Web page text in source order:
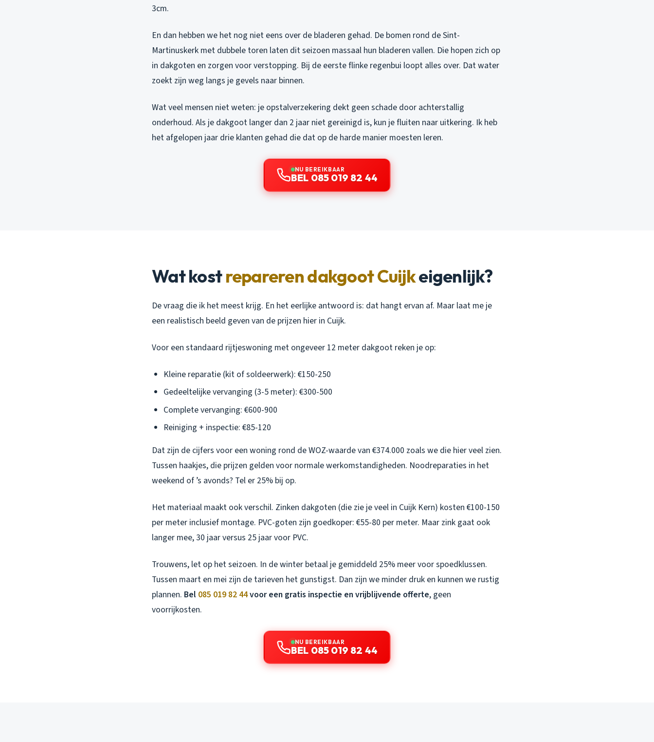
3cm.
En dan hebben we het nog niet eens over de bladeren gehad. De bomen rond de Sint-
Martinuskerk met dubbele toren laten dit seizoen massaal hun bladeren vallen. Die hopen zich op
in dakgoten en zorgen voor verstopping. Bij de eerste flinke regenbui loopt alles over. Dat water
zoekt zijn weg langs je gevels naar binnen.
Wat veel mensen niet weten: je opstalverzekering dekt geen schade door achterstallig
onderhoud. Als je dakgoot langer dan 2 jaar niet gereinigd is, kun je fluiten naar uitkering. Ik heb
het afgelopen jaar drie klanten gehad die dat op de harde manier moesten leren.
NU BEREIKBAAR
BEL 085 019 82 44
Wat kostrepareren dakgoot Cuijkeigenlijk?
De vraag die ik het meest krijg. En het eerlijke antwoord is: dat hangt ervan af. Maar laat me je
een realistisch beeld geven van de prijzen hier in Cuijk.
Voor een standaard rijtjeswoning met ongeveer 12 meter dakgoot reken je op:
Kleine reparatie (kit of soldeerwerk): €150-250
Gedeeltelijke vervanging (3-5 meter): €300-500
Complete vervanging: €600-900
Reiniging + inspectie: €85-120
Dat zijn de cijfers voor een woning rond de WOZ-waarde van €374.000 zoals we die hier veel zien.
Tussen haakjes, die prijzen gelden voor normale werkomstandigheden. Noodreparaties in het
weekend of ’s avonds? Tel er 25% bij op.
Het materiaal maakt ook verschil. Zinken dakgoten (die zie je veel in Cuijk Kern) kosten €100-150
per meter inclusief montage. PVC-goten zijn goedkoper: €55-80 per meter. Maar zink gaat ook
langer mee, 30 jaar versus 25 jaar voor PVC.
Trouwens, let op het seizoen. In de winter betaal je gemiddeld 25% meer voor spoedklussen.
Tussen maart en mei zijn de tarieven het gunstigst. Dan zijn we minder druk en kunnen we rustig
plannen. Bel 085 019 82 44voor een gratis inspectie en vrijblijvende offerte, geen
voorrijkosten.
NU BEREIKBAAR
BEL 085 019 82 44